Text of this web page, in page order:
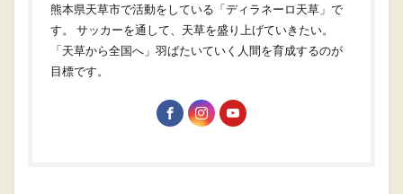
熊本県天草市で活動をしている「ディラネーロ天草」で
す。 サッカーを通して、天草を盛り上げていきたい。
「天草から全国へ」羽ばたいていく人間を育成するのが
目標です。